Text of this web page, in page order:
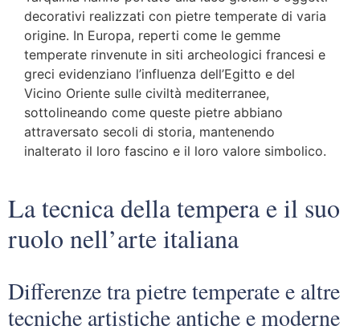
decorativi realizzati con pietre temperate di varia
origine. In Europa, reperti come le gemme
temperate rinvenute in siti archeologici francesi e
greci evidenziano l’influenza dell’Egitto e del
Vicino Oriente sulle civiltà mediterranee,
sottolineando come queste pietre abbiano
attraversato secoli di storia, mantenendo
inalterato il loro fascino e il loro valore simbolico.
La tecnica della tempera e il suo
ruolo nell’arte italiana
Differenze tra pietre temperate e altre
tecniche artistiche antiche e moderne